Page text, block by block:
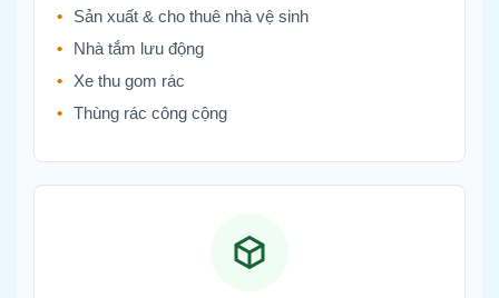
Sản xuất & cho thuê nhà vệ sinh
Nhà tắm lưu động
Xe thu gom rác
Thùng rác công cộng